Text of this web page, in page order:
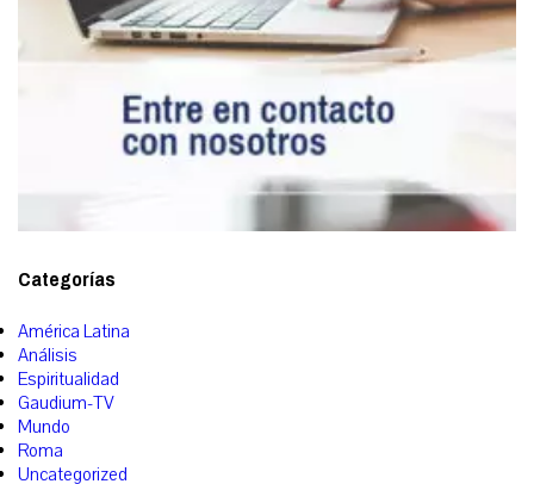
Categorías
América Latina
Análisis
Espiritualidad
Gaudium-TV
Mundo
Roma
Uncategorized